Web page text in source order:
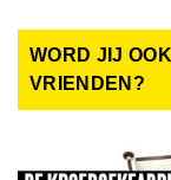
WORD JIJ
VRIENDEN?